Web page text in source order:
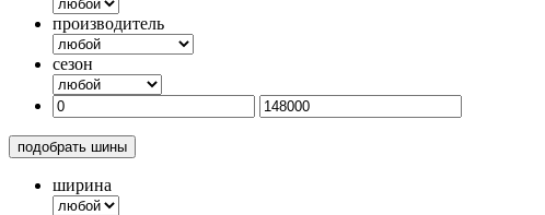
производитель
сезон
подобрать шины
ширина